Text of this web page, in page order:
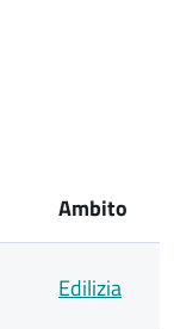
Ambito
Edilizia